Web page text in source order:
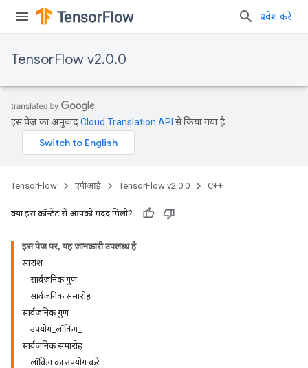
प्रवेश करें
TensorFlow v2.0.0
इस पेज का अनुवादCloud Translation API से किया गया है.
TensorFlow एपीआई TensorFlow v2.0.0 C++
क्या इस कॉन्टेंट से आपको मदद मिली?
इस पेज पर, यह जानकारी उपलब्ध है
सारांश
सार्वजनिक गुण
सार्वजनिक समारोह
सार्वजनिक गुण
उपयोग_लॉकिंग_
सार्वजनिक समारोह
लॉकिंग का उपयोग करें